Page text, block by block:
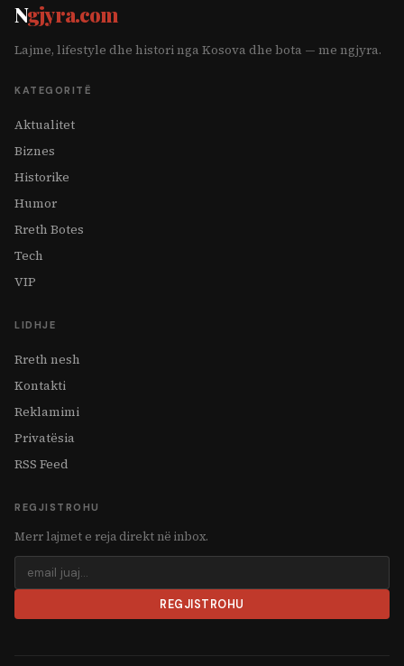
Ngjyra.com
Lajme, lifestyle dhe histori nga Kosova dhe bota — me ngjyra.
KATEGORITË
Aktualitet
Biznes
Historike
Humor
Rreth Botes
Tech
VIP
LIDHJE
Rreth nesh
Kontakti
Reklamimi
Privatësia
RSS Feed
REGJISTROHU
Merr lajmet e reja direkt në inbox.
REGJISTROHU